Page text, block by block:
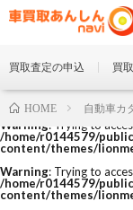
Warning: Trying to
/home/r0144579/
content/themes/
Warning: Trying to
/home/r0144579/
content/themes/
買取査定の申込 買
HOME 自動車カ